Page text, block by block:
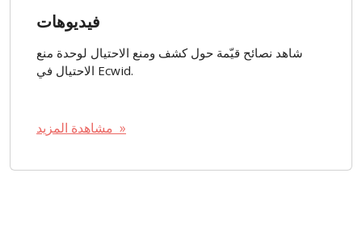
فيديوهات
شاهد نصائح قيّمة حول كشف ومنع الاحتيال لوحدة منع
الاحتيال في Ecwid.
مشاهدة المزيد »